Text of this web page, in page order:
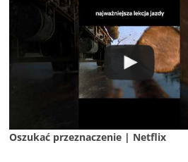
Oszukać przeznaczenie | Netflix